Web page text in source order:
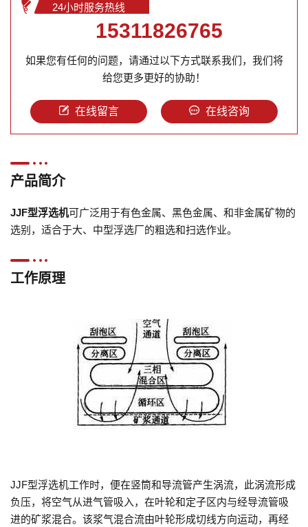
24小时服务热线
15311826765
如果您有任何的问题，请通过以下方式联系我们，我们将
给您更多更好的协助！
在线留言 在线咨询
产品简介
JJF型浮选机可广泛用于有色金属、黑色金属、和非金属矿物的
选别，适合于大、中型浮选厂的粗选和扫选作业。
工作原理
JJF型浮选机工作时，便在竖筒和导流管产生涡流，此涡流形成
负压，将空气从进气管吸入，在叶轮和定子区内与经导流管吸
进的矿浆混合。该浆气混合流由叶轮形成切线方向运动，再经